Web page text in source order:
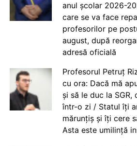
anul școlar 2026-
care se va face
profesorilor pe
august, după
adresă oficială
Profesorul Petruț
cu ora: Dacă mă
și să le duc la SGR,
într-o zi / Statul îți
mărunțiș și îți cere
Asta este umilință